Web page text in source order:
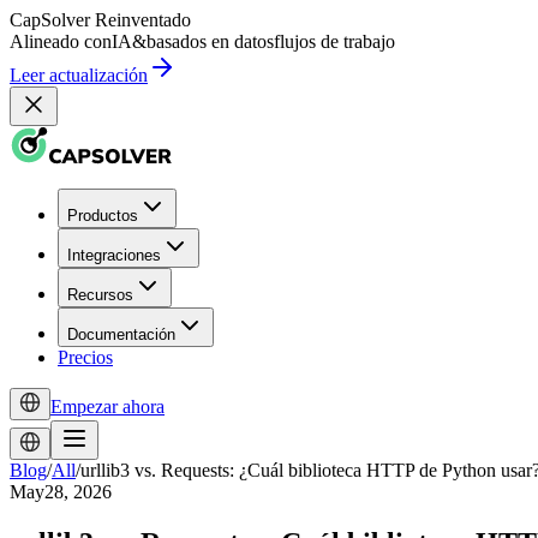
CapSolver Reinventado
Alineado conIA&basados en datosflujos de trabajo
Leer actualización
Productos
Integraciones
Recursos
Documentación
Precios
Empezar ahora
Blog/All/urllib3 vs. Requests: ¿Cuál biblioteca HTTP de Python
May28, 2026